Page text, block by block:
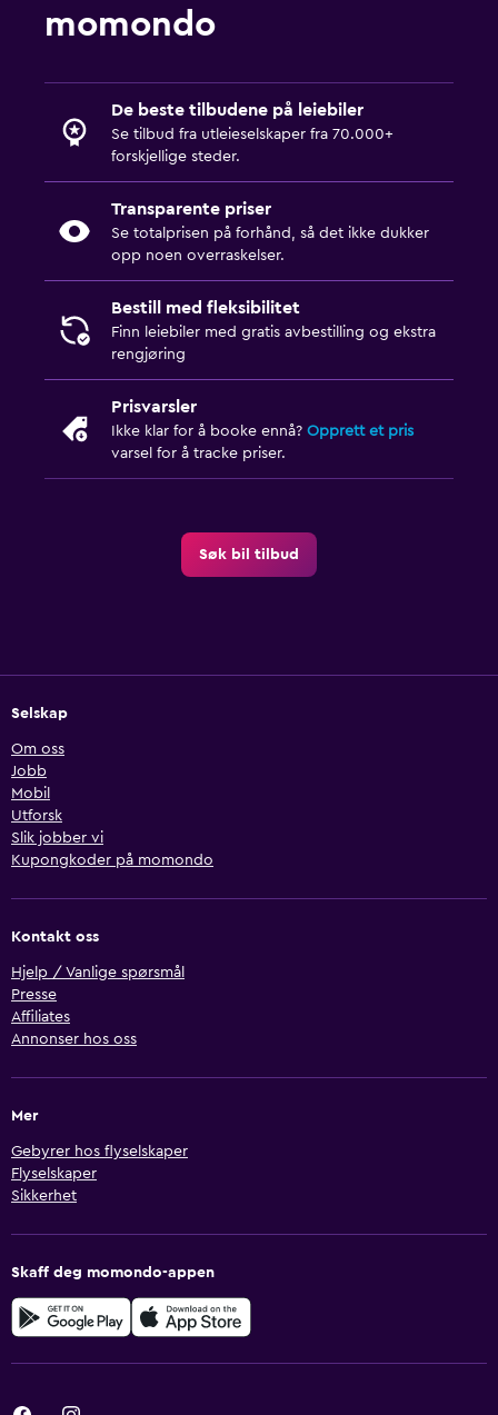
momondo
De beste tilbudene på leiebiler
Se tilbud fra utleieselskaper fra 70.000+
forskjellige steder.
Transparente priser
Se totalprisen på forhånd, så det ikke dukker
opp noen overraskelser.
Bestill med fleksibilitet
Finn leiebiler med gratis avbestilling og ekstra
rengjøring
Prisvarsler
Ikke klar for å booke ennå? Opprett et pris
varsel for å tracke priser.
Søk bil tilbud
Selskap
Om oss
Jobb
Mobil
Utforsk
Slik jobber vi
Kupongkoder på momondo
Kontakt oss
Hjelp / Vanlige spørsmål
Presse
Affiliates
Annonser hos oss
Mer
Gebyrer hos flyselskaper
Flyselskaper
Sikkerhet
Skaff deg momondo-appen